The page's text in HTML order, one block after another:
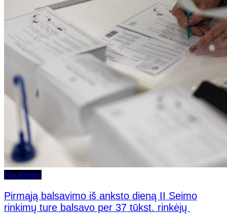
Naujienos
Pirmąją balsavimo iš anksto dieną II Seimo
rinkimų ture balsavo per 37 tūkst. rinkėjų